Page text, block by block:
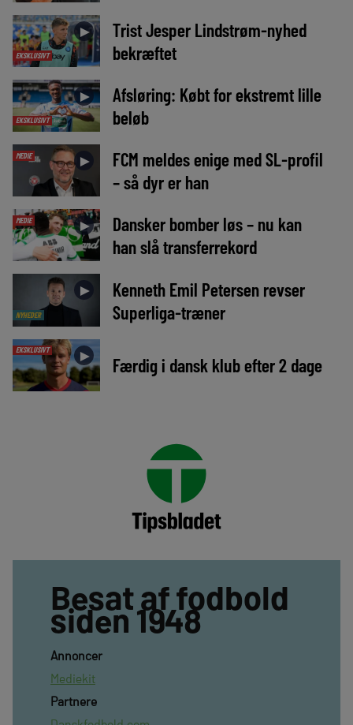
EKSKLUSIVT
►
Trist Jesper Lindstrøm-nyhed
bekræftet
EKSKLUSIVT
►
Afsløring: Købt for ekstremt lille
beløb
MEDIE ►
FCM meldes enige med SL-profil
– så dyr er han
MEDIE ►
Dansker bomber løs – nu kan
han slå transferrekord
NYHEDER
►
Kenneth Emil Petersen revser
Superliga-træner
EKSKLUSIVT ► Færdig i dansk klub efter 2 dage
Besat af fodbold
siden 1948
Annoncer
Mediekit
Partnere